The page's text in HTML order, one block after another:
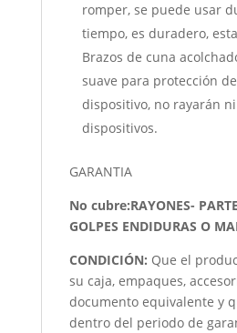
romper, se puede usar
tiempo, es duradero,
Brazos de cuna
suave para protección
dispositivo, no rayarán
dispositivos.
GARANTIA
No cubre:RAYONES-
GOLPES ENDIDURAS O
CONDICIÓN: Que el
su caja, empaques,
documento equivalente y
dentro del periodo de